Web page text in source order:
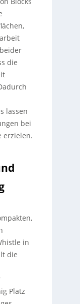
die
lassen
bei
erzielen.
in
die
Platz